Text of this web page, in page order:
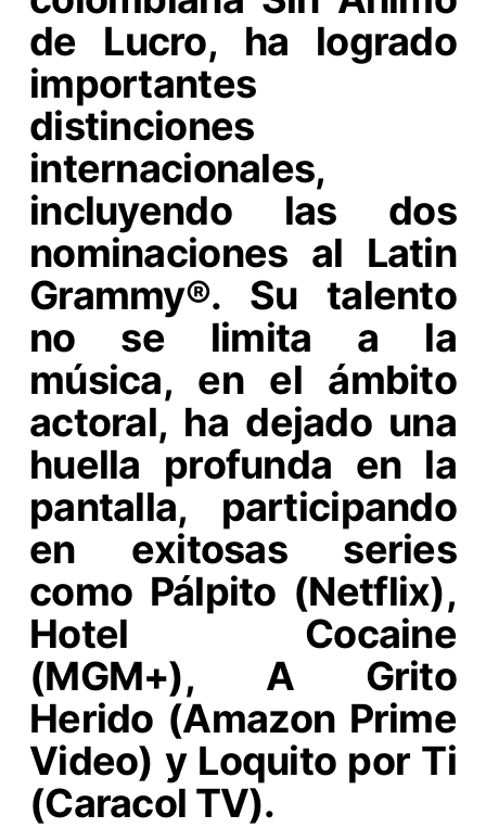
de Lucro, ha logrado
importantes
distinciones
internacionales,
incluyendo las dos
nominaciones al Latin
Grammy®. Su talento
no se limita a la
música, en el ámbito
actoral, ha dejado una
huella profunda en la
pantalla, participando
en exitosas series
como Pálpito (Netflix),
Hotel Cocaine
(MGM+), A Grito
Herido (Amazon Prime
Video) y Loquito por Ti
(Caracol TV).